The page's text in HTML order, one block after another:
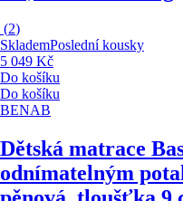
(2)
SklademPoslední kousky
5 049 Kč
Do košíku
Do košíku
BENAB
Dětská matrace
odnímatelným